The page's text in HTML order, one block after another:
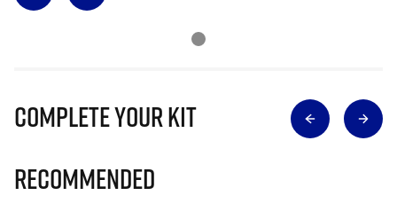
Complete Your Kit
Recommended